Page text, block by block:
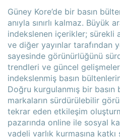
Güney Kore’de bir basın
anıyla sınırlı kalmaz. Büyük
indekslenen içerikler;
ve diğer yayınlar tarafından
sayesinde görünürlüğünü
trendleri ve güncel
indekslenmiş basın
Doğru kurgulanmış bir basın
markaların sürdürülebilir
tekrar eden etkileşim
pazarında online ile sosyal
vadeli varlık kurmasına katkı